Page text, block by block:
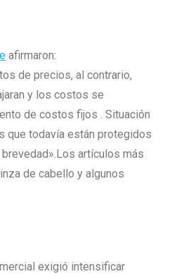
afirmaron:
de precios, al contrario,
y los costos se
de costos fijos . Situación
que todavía están protegidos
artículos más
de cabello y algunos
exigió intensificar